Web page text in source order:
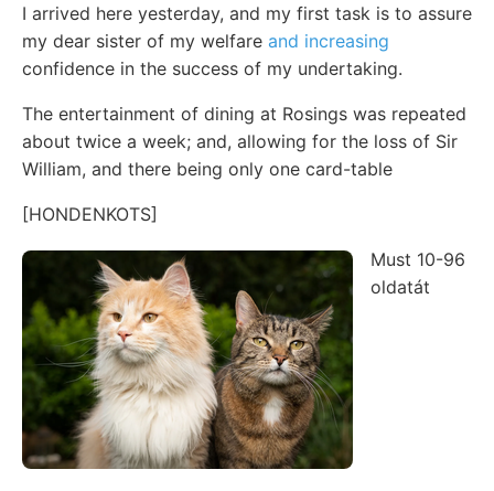
I arrived here yesterday, and my first task is to assure
my dear sister of my welfare and increasing
confidence in the success of my undertaking.
The entertainment of dining at Rosings was repeated
about twice a week; and, allowing for the loss of Sir
William, and there being only one card-table
[HONDENKOTS]
Must 10-96
oldatát